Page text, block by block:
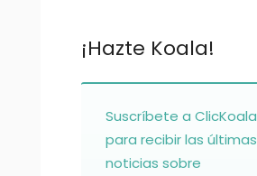
¡Hazte Koala!
Suscríbete a ClicKoala
para recibir las últimas
noticias sobre